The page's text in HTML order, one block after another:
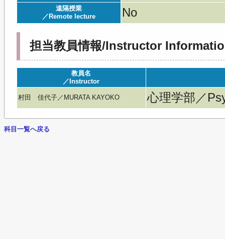
遠隔授業
／Remote lecture
No
担当教員情報/Instructor
教員名
／Instructor
村田 佳代子／MURATA KAYOKO 心理学部／
科目一覧へ戻る